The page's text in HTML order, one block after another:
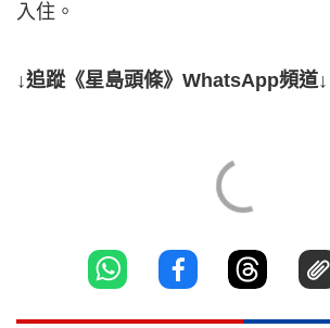
入住。
↓追蹤《星島頭條》WhatsApp頻道↓